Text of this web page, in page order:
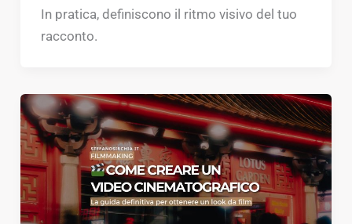
In pratica, definiscono il ritmo visivo del tuo
racconto.